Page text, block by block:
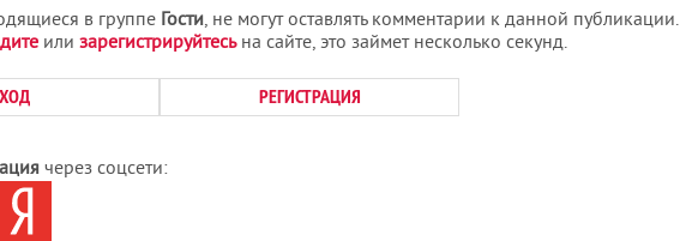
в группе Гости, не могут оставлять комментарии к данной публикации.
или зарегистрируйтесьна сайте, это займет несколько секунд.
РЕГИСТРАЦИЯ
через соцсети: